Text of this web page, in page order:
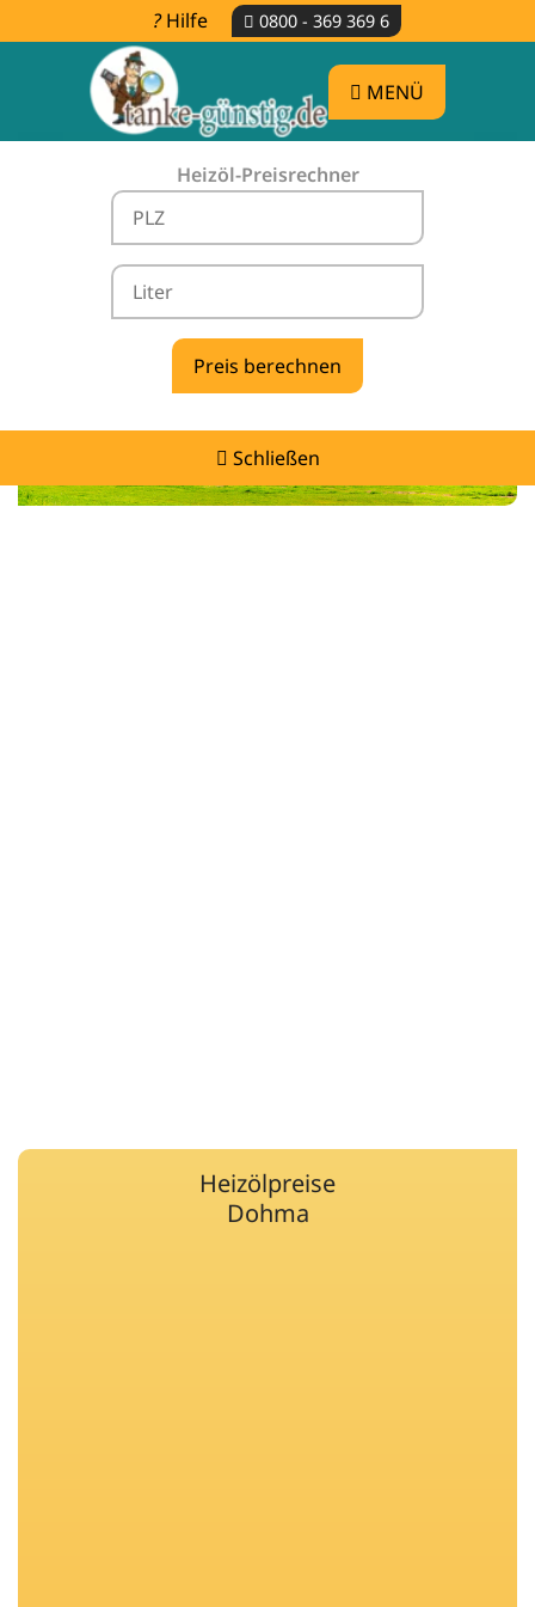
Hilfe 0800 - 369 369 6
MENÜ
Heizöl-Preisrechner
Schließen
Heizölpreise Dohma -
vergleichen & günstig tanken
Heizölpreise
Dohma